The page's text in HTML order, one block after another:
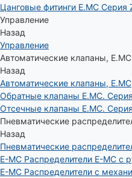
Цанговые фитинги E.MC Серия
Управление
Назад
Управление
Автоматические клапаны, Е.МС
Назад
Автоматические клапаны, Е.МС
Обратные клапаны E.MC.
Отсечные клапаны E.MC.
Пневматические
Назад
Пневматические
E-MC Распределители E-MC с
E-MC Распределители с